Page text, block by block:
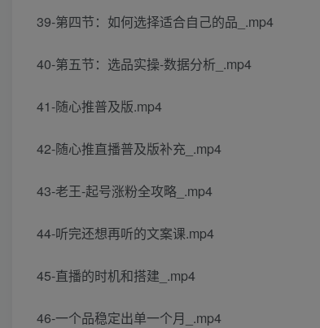
39-第四节：如何选择适合自己的品_.mp4
40-第五节：选品实操-数据分析_.mp4
41-随心推普及版.mp4
42-随心推直播普及版补充_.mp4
43-老王-起号涨粉全攻略_.mp4
44-听完还想再听的文案课.mp4
45-直播的时机和搭建_.mp4
46-一个品稳定出单一个月_.mp4